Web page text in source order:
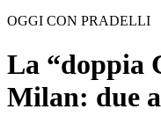
OGGI CON PRADELLI
La “doppia
Milan: due